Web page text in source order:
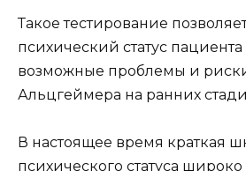
Такое тестирование
психический статус
возможные проблемы и
Альцгеймера на ранних
В настоящее время краткая
психического статуса